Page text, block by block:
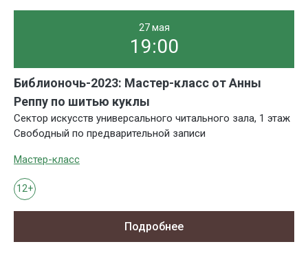
27 мая
19:00
Библионочь-2023: Мастер-класс от Анны
Реппу по шитью куклы
Сектор искусств универсального читального зала, 1 этаж
Свободный по предварительной записи
Мастер-класс
12+
Подробнее